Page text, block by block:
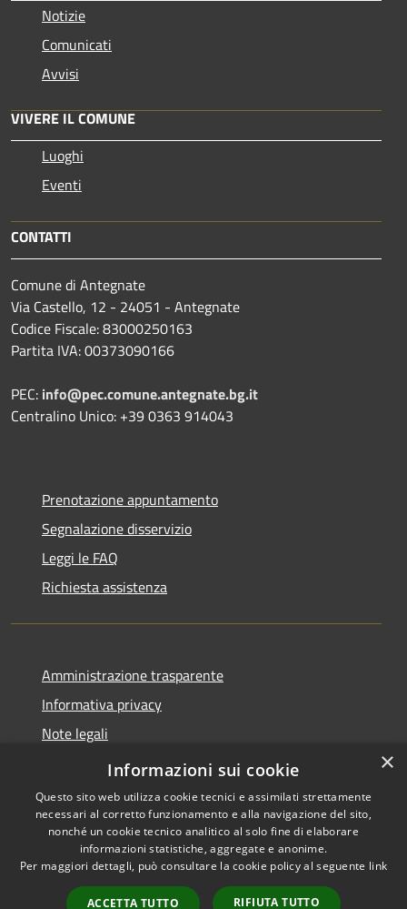
Notizie
Comunicati
Avvisi
VIVERE IL COMUNE
Luoghi
Eventi
CONTATTI
Comune di Antegnate
Via Castello, 12 - 24051 - Antegnate
Codice Fiscale: 83000250163
Partita IVA: 00373090166
PEC: info@pec.comune.antegnate.bg.it
Centralino Unico: +39 0363 914043
Prenotazione appuntamento
Segnalazione disservizio
Leggi le FAQ
Richiesta assistenza
Amministrazione trasparente
Informativa privacy
Note legali
Dichiarazione di accessibilità
Accessibilità
Copyright © 2026 • Comune di
Antegnate • Powered by
Municipium• Accesso
×
Informazioni sui cookie
Questo sito web utilizza cookie tecnici e assimilati strettamente
necessari al corretto funzionamento e alla navigazione del sito,
nonché un cookie tecnico analitico al solo fine di elaborare
informazioni statistiche, aggregate e anonime.
Per maggiori dettagli, può consultare la cookie policy al seguente link
ACCETTA TUTTO RIFIUTA TUTTO